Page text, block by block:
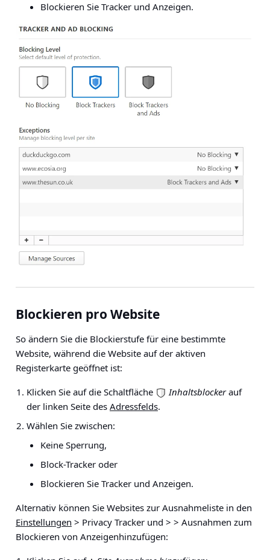
Blockieren Sie Tracker und Anzeigen.
Blockieren pro Website
So ändern Sie die Blockierstufe für eine bestimmte
Website, während die Website auf der aktiven
Registerkarte geöffnet ist:
Klicken Sie auf die Schaltfläche
Inhaltsblockerauf
der linken Seite des Adressfelds.
Wählen Sie zwischen:
Keine Sperrung,
Block-Tracker oder
Blockieren Sie Tracker und Anzeigen.
Alternativ können Sie Websites zur Ausnahmeliste in den
Einstellungen > Privacy Tracker und > > Ausnahmen zum
Blockieren von Anzeigenhinzufügen: